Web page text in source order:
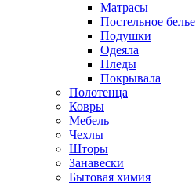
Матрасы
Постельное белье
Подушки
Одеяла
Пледы
Покрывала
Полотенца
Ковры
Мебель
Чехлы
Шторы
Занавески
Бытовая химия